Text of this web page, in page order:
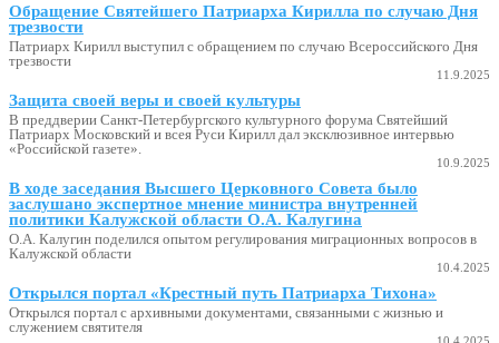
Обращение Святейшего Патриарха Кирилла по случаю Дня
трезвости
Патриарх Кирилл выступил с обращением по случаю Всероссийского Дня
трезвости
11.9.2025
Защита своей веры и своей культуры
В преддверии Санкт-Петербургского культурного форума Святейший
Патриарх Московский и всея Руси Кирилл дал эксклюзивное интервью
«Российской газете».
10.9.2025
В ходе заседания Высшего Церковного Совета было
заслушано экспертное мнение министра внутренней
политики Калужской области О.А. Калугина
О.А. Калугин поделился опытом регулирования миграционных вопросов в
Калужской области
10.4.2025
Открылся портал «Крестный путь Патриарха Тихона»
Открылся портал с архивными документами, связанными с жизнью и
служением святителя